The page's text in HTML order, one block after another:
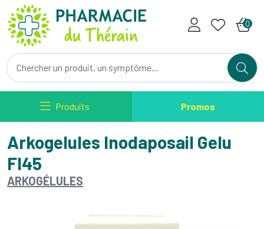
Pharmacie du Therain Votre
0
Produits Promos
Arkogelules Inodaposail Gelu
Fl45
ARKOGÉLULES